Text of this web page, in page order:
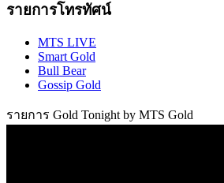
รายการโทรทัศน์
MTS LIVE
Smart Gold
Bull Bear
Gossip Gold
รายการ Gold Tonight by MTS Gold